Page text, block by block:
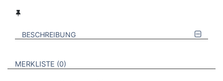
BESCHREIBUNG
VERWEISE AUF VERMERKTE- ODER ZULETZT ANGESEHENE
MERKLISTE 0 BROSCHÜREN